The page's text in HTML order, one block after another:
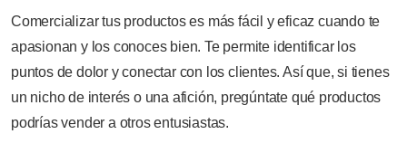
Comercializar tus productos es más fácil y eficaz cuando te
apasionan y los conoces bien. Te permite identificar los
puntos de dolor y conectar con los clientes. Así que, si tienes
un nicho de interés o una afición, pregúntate qué productos
podrías vender a otros entusiastas.